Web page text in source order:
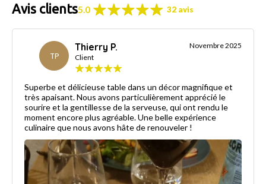
Avis clients5.0 32 avis
TP
Thierry P.
Client
Novembre 2025
Superbe et délicieuse table dans un décor magnifique et
très apaisant. Nous avons particulièrement apprécié le
sourire et la gentillesse de la serveuse, qui ont rendu le
moment encore plus agréable. Une belle expérience
culinaire que nous avons hâte de renouveler !